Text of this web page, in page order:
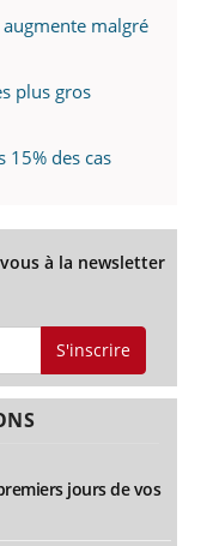
malgré
plus gros
15% des cas
à la newsletter
S'inscrire
jours de vos